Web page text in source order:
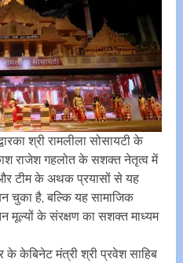
श्री रामलीला सोसायटी के
राजेश गहलोत के सशक्त नेतृत्व में
और टीम के अथक प्रयासों से यह
चुका है, बल्कि यह सामाजिक
मूल्यों के संरक्षण का सशक्त माध्यम
केबिनेट मंत्री श्री प्रवेश साहिब